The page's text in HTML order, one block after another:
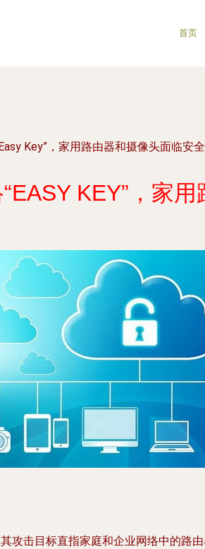
首页
Key”，家用路由器和摄像头面临安
KEY”，家
攻击目标直指家庭和企业网络中的